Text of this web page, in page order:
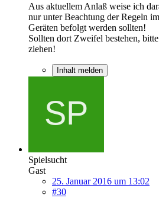
Aus aktuellem Anlaß weise ich
nur unter Beachtung der Regeln
Geräten befolgt werden sollten!
Sollten dort Zweifel bestehen,
ziehen!
Inhalt melden
Spielsucht
Gast
25. Januar 2016 um 13:02
#30